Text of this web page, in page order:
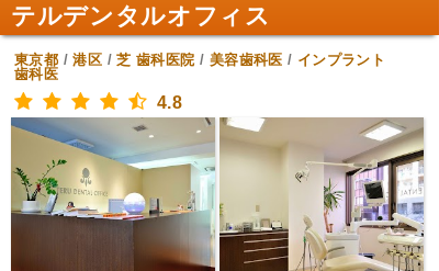
テルデンタルオフィス
東京都 /港区 /芝 歯科医院 / 美容歯科医 / インプラント
歯科医
4.8